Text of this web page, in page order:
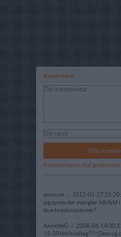
Komentarer
Kommentaren skal
anonym - 2012-01-27
jeg synes der mangler lidt fyld
lave brødcroutoner?
AnnetteG - 2008-06-14
15-20 fed hvidløg??!! Dem og